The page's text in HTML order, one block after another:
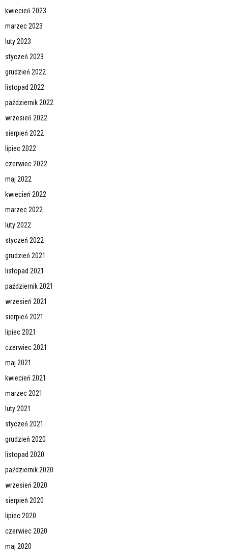
kwiecień 2023
marzec 2023
luty 2023
styczeń 2023
grudzień 2022
listopad 2022
październik 2022
wrzesień 2022
sierpień 2022
lipiec 2022
czerwiec 2022
maj 2022
kwiecień 2022
marzec 2022
luty 2022
styczeń 2022
grudzień 2021
listopad 2021
październik 2021
wrzesień 2021
sierpień 2021
lipiec 2021
czerwiec 2021
maj 2021
kwiecień 2021
marzec 2021
luty 2021
styczeń 2021
grudzień 2020
listopad 2020
październik 2020
wrzesień 2020
sierpień 2020
lipiec 2020
czerwiec 2020
maj 2020